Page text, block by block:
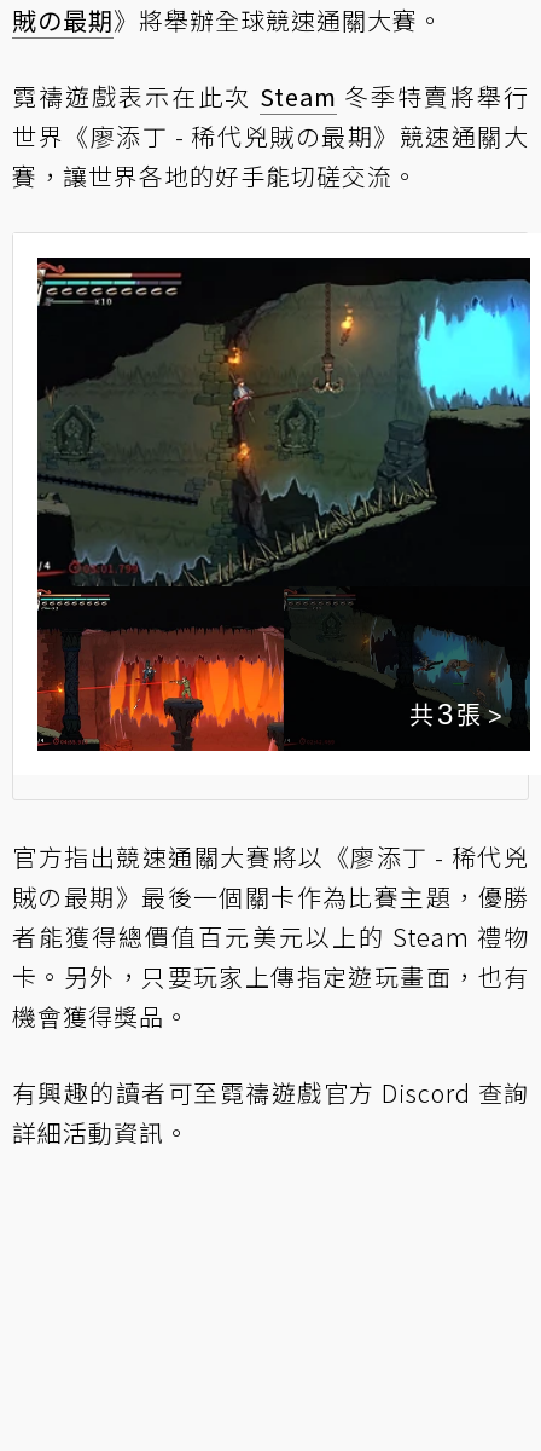
賊の最期》將舉辦全球競速通關大賽。
霓禱遊戲表示在此次 Steam 冬季特賣將舉行
世界《廖添丁 - 稀代兇賊の最期》競速通關大
賽，讓世界各地的好手能切磋交流。
3
官方指出競速通關大賽將以《廖添丁 - 稀代兇
賊の最期》最後一個關卡作為比賽主題，優勝
者能獲得總價值百元美元以上的 Steam 禮物
卡。另外，只要玩家上傳指定遊玩畫面，也有
機會獲得獎品。
有興趣的讀者可至霓禱遊戲官方 Discord 查詢
詳細活動資訊。